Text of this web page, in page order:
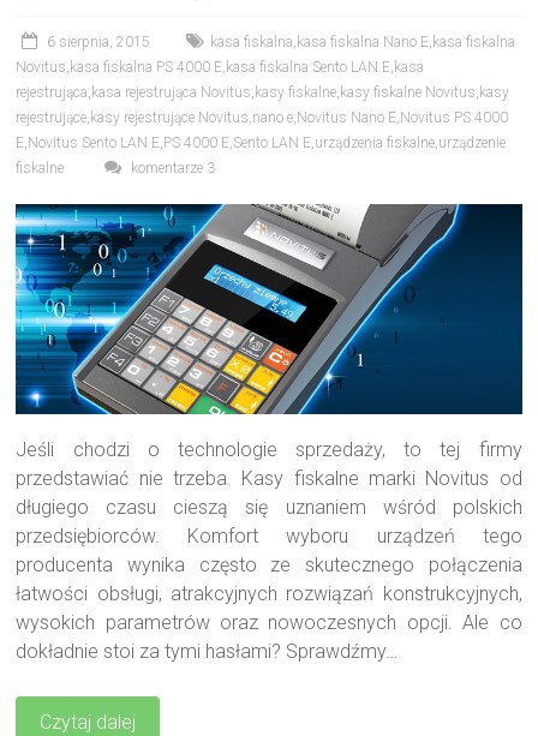
6 sierpnia, 2015 kasa fiskalna, kasa fiskalna Nano E, kasa fiskalna
Novitus, kasa fiskalna PS 4000 E, kasa fiskalna Sento LAN E, kasa
rejestrująca, kasa rejestrująca Novitus, kasy fiskalne, kasy fiskalne Novitus, kasy
rejestrujące, kasy rejestrujące Novitus,nano e, Novitus Nano E, Novitus PS 4000
E, Novitus Sento LAN E, PS 4000 E,Sento LAN E,urządzenia fiskalne,urządzenie
fiskalne
komentarze 3
Jeśli chodzi o technologie sprzedaży, to tej firmy
przedstawiać nie trzeba. Kasy fiskalne marki Novitus od
długiego czasu cieszą się uznaniem wśród polskich
przedsiębiorców. Komfort wyboru urządzeń tego
producenta wynika często ze skutecznego połączenia
łatwości obsługi, atrakcyjnych rozwiązań konstrukcyjnych,
wysokich parametrów oraz nowoczesnych opcji. Ale co
dokładnie stoi za tymi hasłami? Sprawdźmy…
Czytaj dalej